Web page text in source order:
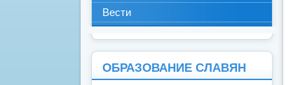
Вести
ОБРАЗОВАНИЕ СЛАВЯН